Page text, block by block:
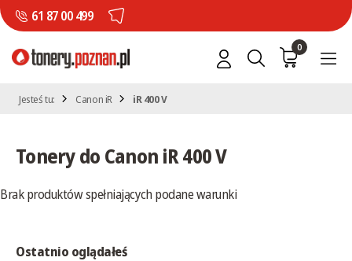
61 87 00 499
0
Jesteś tu: Canon iR iR 400 V
Tonery do Canon iR 400 V
Brak produktów spełniających podane warunki
Ostatnio oglądałeś